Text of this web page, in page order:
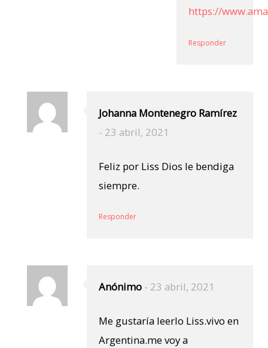
https://
Responder
Johanna Montenegro Ramírez
- 23 abril, 2021
Feliz por Liss Dios le bendiga
siempre.
Responder
Anónimo - 23 abril, 2021
Me gustaría leerlo Liss.vivo en
Argentina.me voy a